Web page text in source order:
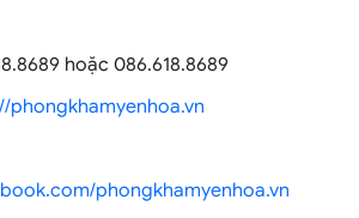
hoặc 086.618.8689
phongkhamyenhoa.vn
phongkhamyenhoa.vn